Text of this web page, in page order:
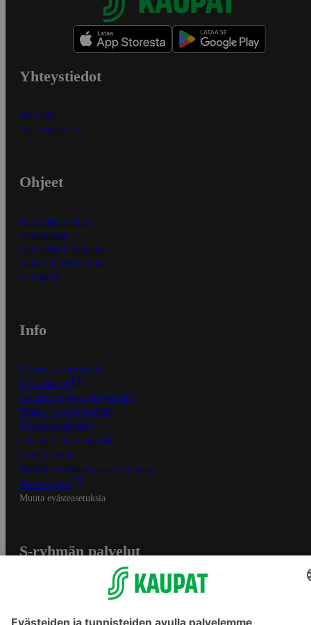
Yhteystiedot
Myymälät
Asiakaspalvelu
Ohjeet
Ensitilaajan ohjeet
Näin maksat
Näin tilaat ja muokkaat
Kaikki ohjeet ja vinkit
In English
Info
S-Business yrityksille
Oiva-raportit
Osuuskauppojen yhteystiedot
Tilaus- ja toimitusehdot
Tietosuojakäytäntö
Palvelun käyttöehdot
Saavutettavuus
Mobiilisovelluksen saavutettavuus
Mainostajalle
Muuta evästeasetuksia
S-ryhmän palvelut
Yhteishyvä Ruoka -sovellus